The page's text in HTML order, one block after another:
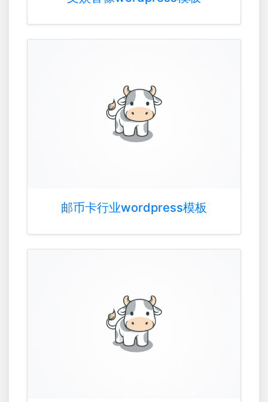
邮币卡行业wordpress模板